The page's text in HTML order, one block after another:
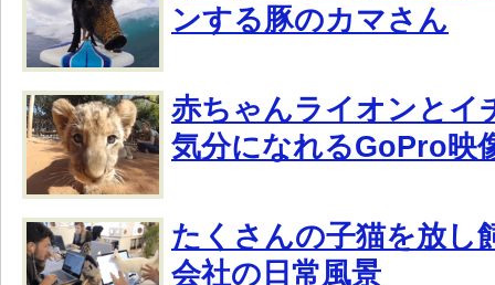
ンする豚のカマさん
赤ちゃんライオンとイ
気分になれるGoPro映
たくさんの子猫を放し
会社の日常風景